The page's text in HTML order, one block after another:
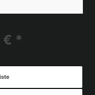
€ *